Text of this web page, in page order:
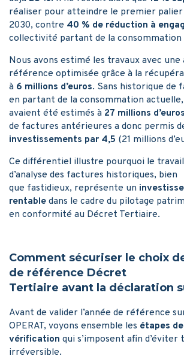
réaliser pour atteindre le premier
2030, contre 40 % de réduction à
collectivité partant de la consommation
Nous avons estimé les travaux avec une
référence optimisée grâce à la
à 6 millions d’euros. Sans historique de
en partant de la consommation
avaient été estimés à 27 millions d’euros
de factures antérieures a donc permis
investissements par 4,5 (21 millions
Ce différentiel illustre pourquoi le
d’analyse des factures historiques, bien
que fastidieux, représente un
rentable dans le cadre du pilotage
en conformité au Décret Tertiaire.
Comment sécuriser le choix
de référence Décret
Tertiaire avant la déclaration
Avant de valider l’année de référence
OPERAT, voyons ensemble les étapes de
vérification qui s’imposent afin
irréversible.